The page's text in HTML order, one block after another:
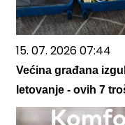
15. 07. 2026 07:44
Većina građana
letovanje - ovih 7